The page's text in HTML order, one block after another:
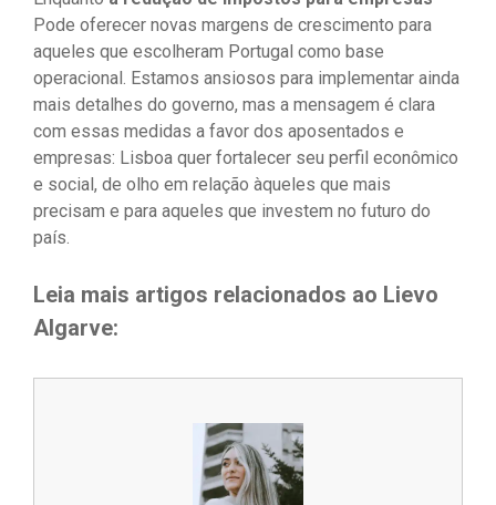
Pode oferecer novas margens de crescimento para
aqueles que escolheram Portugal como base
operacional. Estamos ansiosos para implementar ainda
mais detalhes do governo, mas a mensagem é clara
com essas medidas a favor dos aposentados e
empresas: Lisboa quer fortalecer seu perfil econômico
e social, de olho em relação àqueles que mais
precisam e para aqueles que investem no futuro do
país.
Leia mais artigos relacionados ao Lievo
Algarve: